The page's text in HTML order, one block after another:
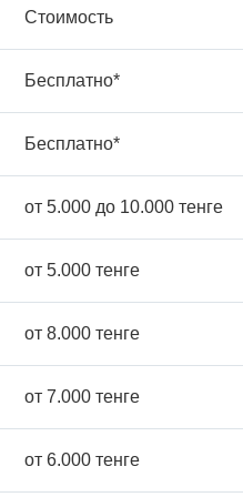
Стоимость
Бесплатно*
Бесплатно*
от 5.000 до 10.000 тенге
от 5.000 тенге
от 8.000 тенге
от 7.000 тенге
от 6.000 тенге